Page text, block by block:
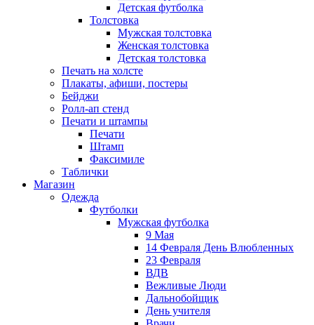
Детская футболка
Толстовка
Мужская толстовка
Женская толстовка
Детская толстовка
Печать на холсте
Плакаты, афиши, постеры
Бейджи
Ролл-ап стенд
Печати и штампы
Печати
Штамп
Факсимиле
Таблички
Магазин
Одежда
Футболки
Мужская футболка
9 Мая
14 Февраля День Влюбленных
23 Февраля
ВДВ
Вежливые Люди
Дальнобойщик
День учителя